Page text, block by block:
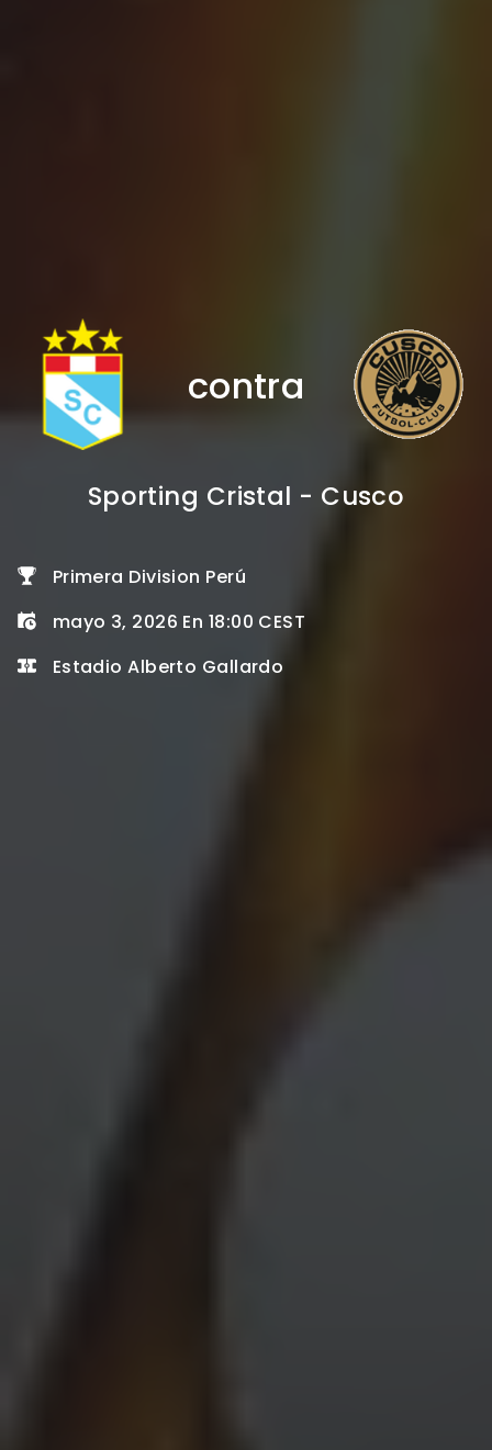
contra
Sporting Cristal - Cusco
Primera Division Perú
mayo 3, 2026 En 18:00 CEST
Estadio Alberto Gallardo